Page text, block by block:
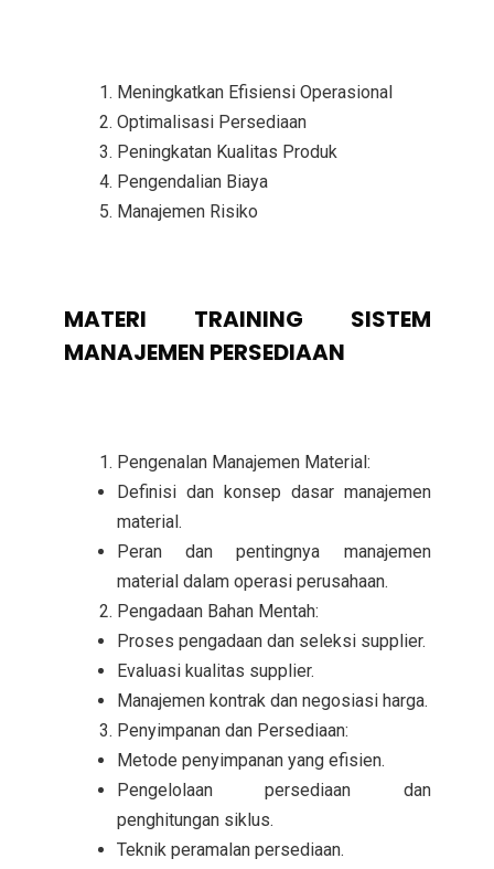
Meningkatkan Efisiensi Operasional
Optimalisasi Persediaan
Peningkatan Kualitas Produk
Pengendalian Biaya
Manajemen Risiko
MATERI TRAINING SISTEM
MANAJEMEN PERSEDIAAN
Pengenalan Manajemen Material:
Definisi dan konsep dasar manajemen
material.
Peran dan pentingnya manajemen
material dalam operasi perusahaan.
Pengadaan Bahan Mentah:
Proses pengadaan dan seleksi supplier.
Evaluasi kualitas supplier.
Manajemen kontrak dan negosiasi harga.
Penyimpanan dan Persediaan:
Metode penyimpanan yang efisien.
Pengelolaan persediaan dan
penghitungan siklus.
Teknik peramalan persediaan.